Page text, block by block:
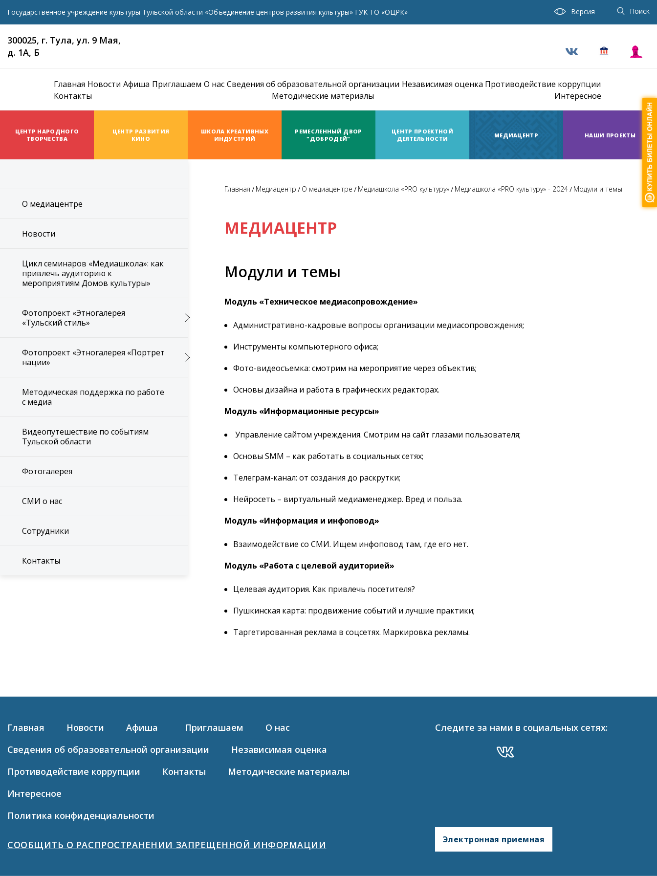
Государственное учреждение культуры Тульской области «Объединение центров развития культуры» ГУК ТО «ОЦРК» Версия Поиск
300025, г. Тула, ул. 9 Мая,
д. 1А, Б
Главная Новости Афиша Приглашаем О нас Сведения об образовательной организации Независимая оценка Противодействие коррупции
Контакты
Методические материалы Интересное
ЦЕНТР НАРОДНОГО
ТВОРЧЕСТВА
ЦЕНТР РАЗВИТИЯ
КИНО
ШКОЛА КРЕАТИВНЫХ
ИНДУСТРИЙ
РЕМЕСЛЕННЫЙ ДВОР
"ДОБРОДЕЙ"
ЦЕНТР ПРОЕКТНОЙ
ДЕЯТЕЛЬНОСТИ
МЕДИАЦЕНТР НАШИ ПРОЕКТЫ
О медиацентре
Новости
Цикл семинаров «Медиашкола»: как
привлечь аудиторию к
мероприятиям Домов культуры»
Фотопроект «Этногалерея
«Тульский стиль»
Фотопроект «Этногалерея «Портрет
нации»
Методическая поддержка по работе
с медиа
Видеопутешествие по событиям
Тульской области
Фотогалерея
СМИ о нас
Сотрудники
Контакты
Главная Медиацентр О медиацентре Медиашкола «PRO культуру» Медиашкола «PRO культуру» - 2024 Модули и темы
МЕДИАЦЕНТР
Модули и темы
Модуль «Техническое медиасопровождение»
Административно-кадровые вопросы организации медиасопровождения;
Инструменты компьютерного офиса;
Фото-видеосъемка: смотрим на мероприятие через объектив;
Основы дизайна и работа в графических редакторах.
Модуль «Информационные ресурсы»
Управление сайтом учреждения. Смотрим на сайт глазами пользователя;
Основы SMM – как работать в социальных сетях;
Телеграм-канал: от создания до раскрутки;
Нейросеть – виртуальный медиаменеджер. Вред и польза.
Модуль «Информация и инфоповод»
Взаимодействие со СМИ. Ищем инфоповод там, где его нет.
Модуль «Работа с целевой аудиторией»
Целевая аудитория. Как привлечь посетителя?
Пушкинская карта: продвижение событий и лучшие практики;
Таргетированная реклама в соцсетях. Маркировка рекламы.
Главная Новости Афиша Приглашаем
О нас
Сведения об образовательной организации
Независимая оценка
Противодействие коррупции
Контакты
Методические материалы
Интересное
Политика конфиденциальности
Следите за нами в социальных сетях:
СООБЩИТЬ О РАСПРОСТРАНЕНИИ ЗАПРЕЩЕННОЙ ИНФОРМАЦИИ Электронная приемная